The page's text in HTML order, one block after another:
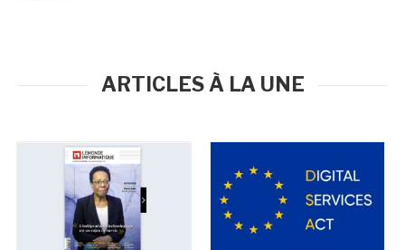
ARTICLES À LA UNE